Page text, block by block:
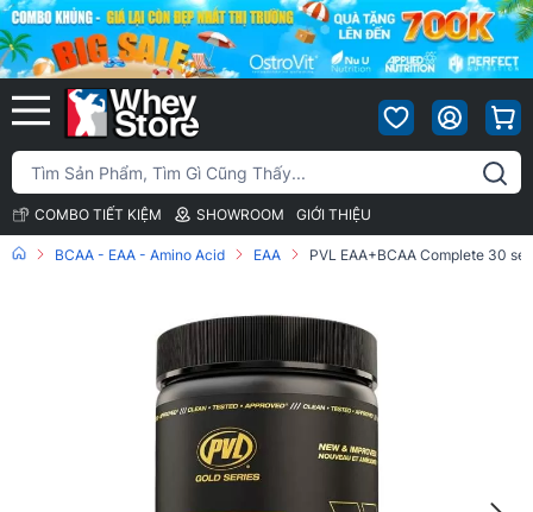
COMBO TIẾT KIỆM SHOWROOM GIỚI THIỆU
BCAA - EAA - Amino Acid EAA PVL EAA+BCAA Complete 30